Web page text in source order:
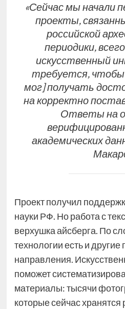
«Сейчас мы начали
проекты,
российской
периодики,
искусственный
требуется, чтобы
мог] получать
на корректно
Ответы на
академических
Проект получил
науки РФ. Но работа с
верхушка айсберга. По
технологии есть и
направления.
поможет
материалы: тысячи
которые сейчас